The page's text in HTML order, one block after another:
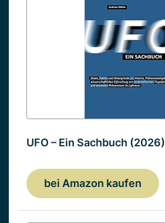
UFO – Ein Sachbuch (2026)
bei Amazon kaufen